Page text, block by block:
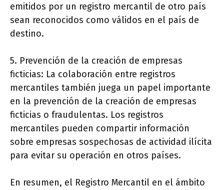
emitidos por un registro mercantil de otro país
sean reconocidos como válidos en el país de
destino.
5. Prevención de la creación de empresas
ficticias: La colaboración entre registros
mercantiles también juega un papel importante
en la prevención de la creación de empresas
ficticias o fraudulentas. Los registros
mercantiles pueden compartir información
sobre empresas sospechosas de actividad ilícita
para evitar su operación en otros países.
En resumen, el Registro Mercantil en el ámbito